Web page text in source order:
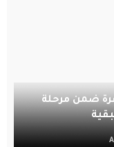
ضمن مرحلة